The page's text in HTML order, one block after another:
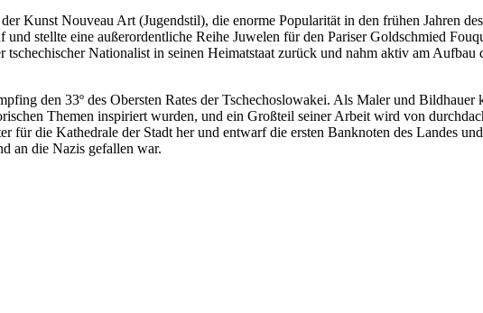
Kunst Nouveau Art (Jugendstil), die enorme Popularität in den frühen Jahren
stellte eine außerordentliche Reihe Juwelen für den Pariser Goldschmied
Nationalist in seinen Heimatstaat zurück und nahm aktiv am
den 33º des Obersten Rates der Tschechoslowakei. Als Maler und
Themen inspiriert wurden, und ein Großteil seiner Arbeit wird von
für die Kathedrale der Stadt her und entwarf die ersten Banknoten des Landes
an die Nazis gefallen war.